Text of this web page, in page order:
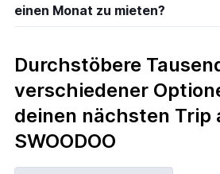
einen Monat zu mieten?
Durchstöbere
verschiedener
deinen nächsten Trip
SWOODOO